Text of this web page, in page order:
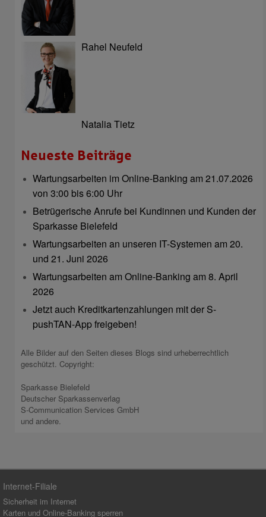
Rahel Neufeld
Natalia Tietz
Neueste Beiträge
Wartungsarbeiten im Online-Banking am 21.07.2026
von 3:00 bis 6:00 Uhr
Betrügerische Anrufe bei Kundinnen und Kunden der
Sparkasse Bielefeld
Wartungsarbeiten an unseren IT-Systemen am 20.
und 21. Juni 2026
Wartungsarbeiten am Online-Banking am 8. April
2026
Jetzt auch Kreditkartenzahlungen mit der S-
pushTAN-App freigeben!
Alle Bilder auf den Seiten dieses Blogs sind urheberrechtlich
geschützt. Copyright:
Sparkasse Bielefeld
Deutscher Sparkassenverlag
S-Communication Services GmbH
und andere.
Internet-Filiale
Sicherheit im Internet
Karten und Online-Banking sperren